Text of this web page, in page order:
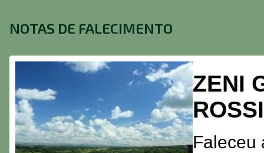
NOTAS DE FALECIMENTO
ZENI
ROSSI
Faleceu